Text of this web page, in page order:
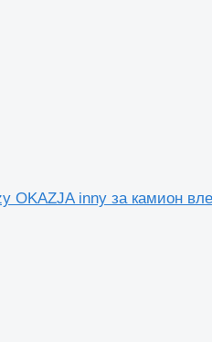
OKAZJA inny за камион